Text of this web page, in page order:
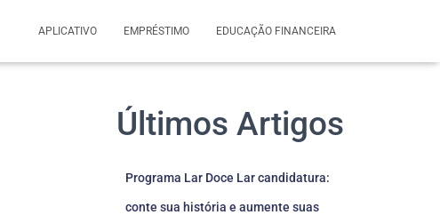
APLICATIVO EMPRÉSTIMO EDUCAÇÃO FINANCEIRA
Últimos Artigos
Programa Lar Doce Lar candidatura:
conte sua história e aumente suas